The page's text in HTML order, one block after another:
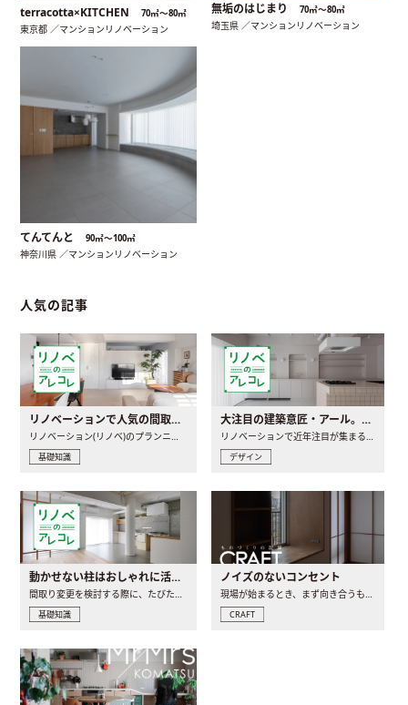
terracotta×KITCHEN 70㎡〜80㎡
東京都 ／マンションリノベーション
無垢のはじまり 70㎡〜80㎡
埼玉県 ／マンションリノベーション
てんてんと 90㎡〜100㎡
神奈川県 ／マンションリノベーション
人気の記事
リノベーションで人気の間取りとは？トレンドの間取りと実例を徹底解説
基礎知識
大注目の建築意匠・アール。人気の理由と空間に取り入れるポイント
デザイン
動かせない柱はおしゃれに活用！柱を魅せるリノベーション(リノベ)4選
基礎知識
ノイズのないコンセント
CRAFT